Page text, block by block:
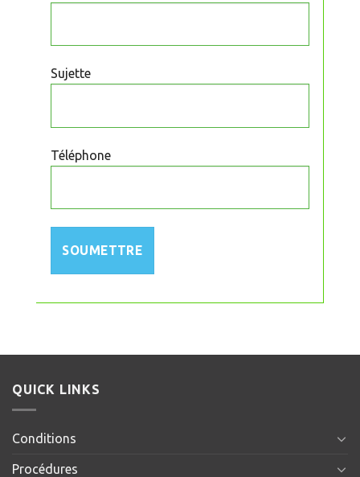
Sujette
Téléphone
QUICK LINKS
Conditions
Procédures